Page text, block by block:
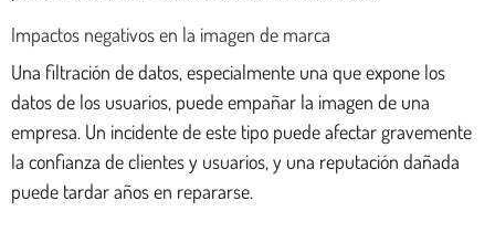
Impactos negativos en la imagen de marca
Una filtración de datos, especialmente una que expone los
datos de los usuarios, puede empañar la imagen de una
empresa. Un incidente de este tipo puede afectar gravemente
la confianza de clientes y usuarios, y una reputación dañada
puede tardar años en repararse.